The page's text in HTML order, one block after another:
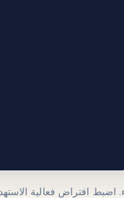
افتراض فعالية